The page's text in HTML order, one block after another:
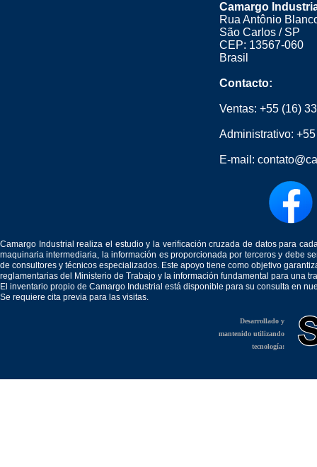
Camargo
Rua Antônio
São Carlos / SP
CEP: 13567-060
Brasil
Contacto:
Ventas: +55 (16)
Administrativo:
E-mail:
Camargo Industrial realiza el estudio y la verificación cruzada de datos para
maquinaria intermediaria, la información es proporcionada por terceros y debe
de consultores y técnicos especializados. Este apoyo tiene como objetivo
reglamentarias del Ministerio de Trabajo y la información fundamental para una
El inventario propio de Camargo Industrial está disponible para su consulta en
Se requiere cita previa para las visitas.
Desarrollado y
mantenido utilizando
tecnología: